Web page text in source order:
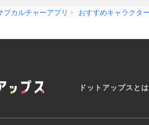
を採用しています。
で1文字づつ消去
エントリーをクリア
能
ブカルチャーアプリ おすすめキャラクタ
ドットアップスとは